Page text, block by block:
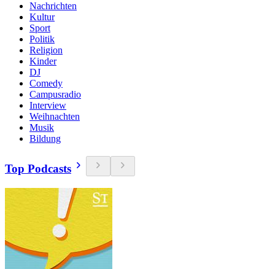
Nachrichten
Kultur
Sport
Politik
Religion
Kinder
DJ
Comedy
Campusradio
Interview
Weihnachten
Musik
Bildung
Top Podcasts